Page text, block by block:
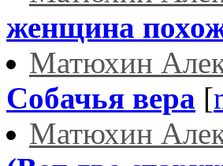
женщина
Матюхин
Собачья вера [
Матюхин